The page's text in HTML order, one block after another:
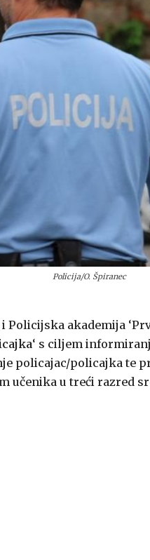
Policija/O. Špiranec
akademija
‘ s ciljem
policajac/policajka te
učenika u treći razred